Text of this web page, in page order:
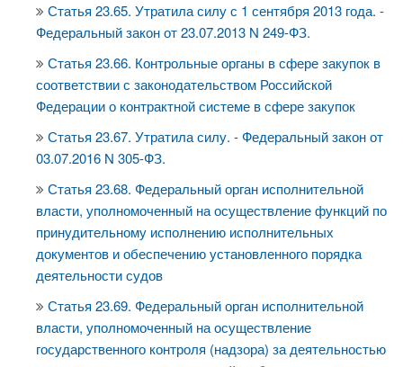
Статья 23.65. Утратила силу с 1 сентября 2013 года. -
Федеральный закон от 23.07.2013 N 249-ФЗ.
Статья 23.66. Контрольные органы в сфере закупок в
соответствии с законодательством Российской
Федерации о контрактной системе в сфере закупок
Статья 23.67. Утратила силу. - Федеральный закон от
03.07.2016 N 305-ФЗ.
Статья 23.68. Федеральный орган исполнительной
власти, уполномоченный на осуществление функций по
принудительному исполнению исполнительных
документов и обеспечению установленного порядка
деятельности судов
Статья 23.69. Федеральный орган исполнительной
власти, уполномоченный на осуществление
государственного контроля (надзора) за деятельностью